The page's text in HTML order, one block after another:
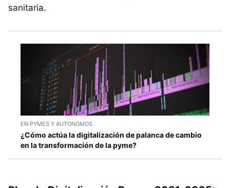
sanitaria.
EN PYMES Y AUTONOMOS
¿Cómo actúa la digitalización de palanca de cambio
en la transformación de la pyme?